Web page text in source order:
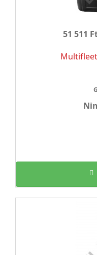
51 511
Multifleet